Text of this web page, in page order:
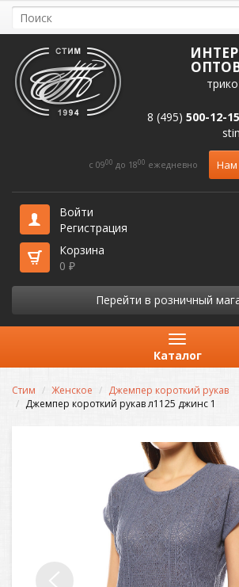
8 (495) 500-12-15
c 0900 до 1800 ежедневно Нам
Войти
Регистрация
Корзина
0 ₽
Перейти в розничный
Каталог
Стим Женское
Джемпер короткий рукав
Джемпер короткий рукав л1125 джинс 1